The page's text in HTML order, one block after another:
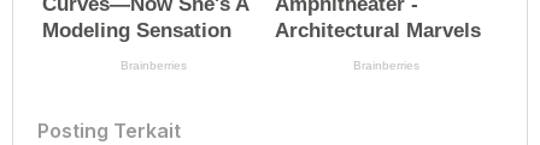
Posting Terkait